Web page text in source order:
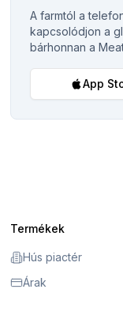
A farmtól a
kapcsolódjon a
bárhonnan a
App
Termékek
Hús piactér
Árak